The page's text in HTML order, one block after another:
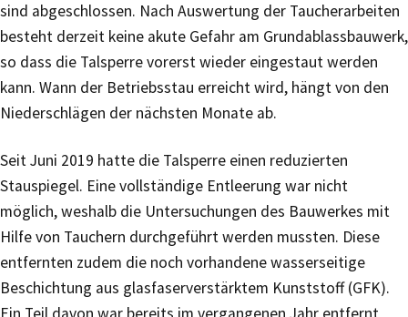
sind abgeschlossen. Nach Auswertung der Taucherarbeiten
besteht derzeit keine akute Gefahr am Grundablassbauwerk,
so dass die Talsperre vorerst wieder eingestaut werden
kann. Wann der Betriebsstau erreicht wird, hängt von den
Niederschlägen der nächsten Monate ab.
Seit Juni 2019 hatte die Talsperre einen reduzierten
Stauspiegel. Eine vollständige Entleerung war nicht
möglich, weshalb die Untersuchungen des Bauwerkes mit
Hilfe von Tauchern durchgeführt werden mussten. Diese
entfernten zudem die noch vorhandene wasserseitige
Beschichtung aus glasfaserverstärktem Kunststoff (GFK).